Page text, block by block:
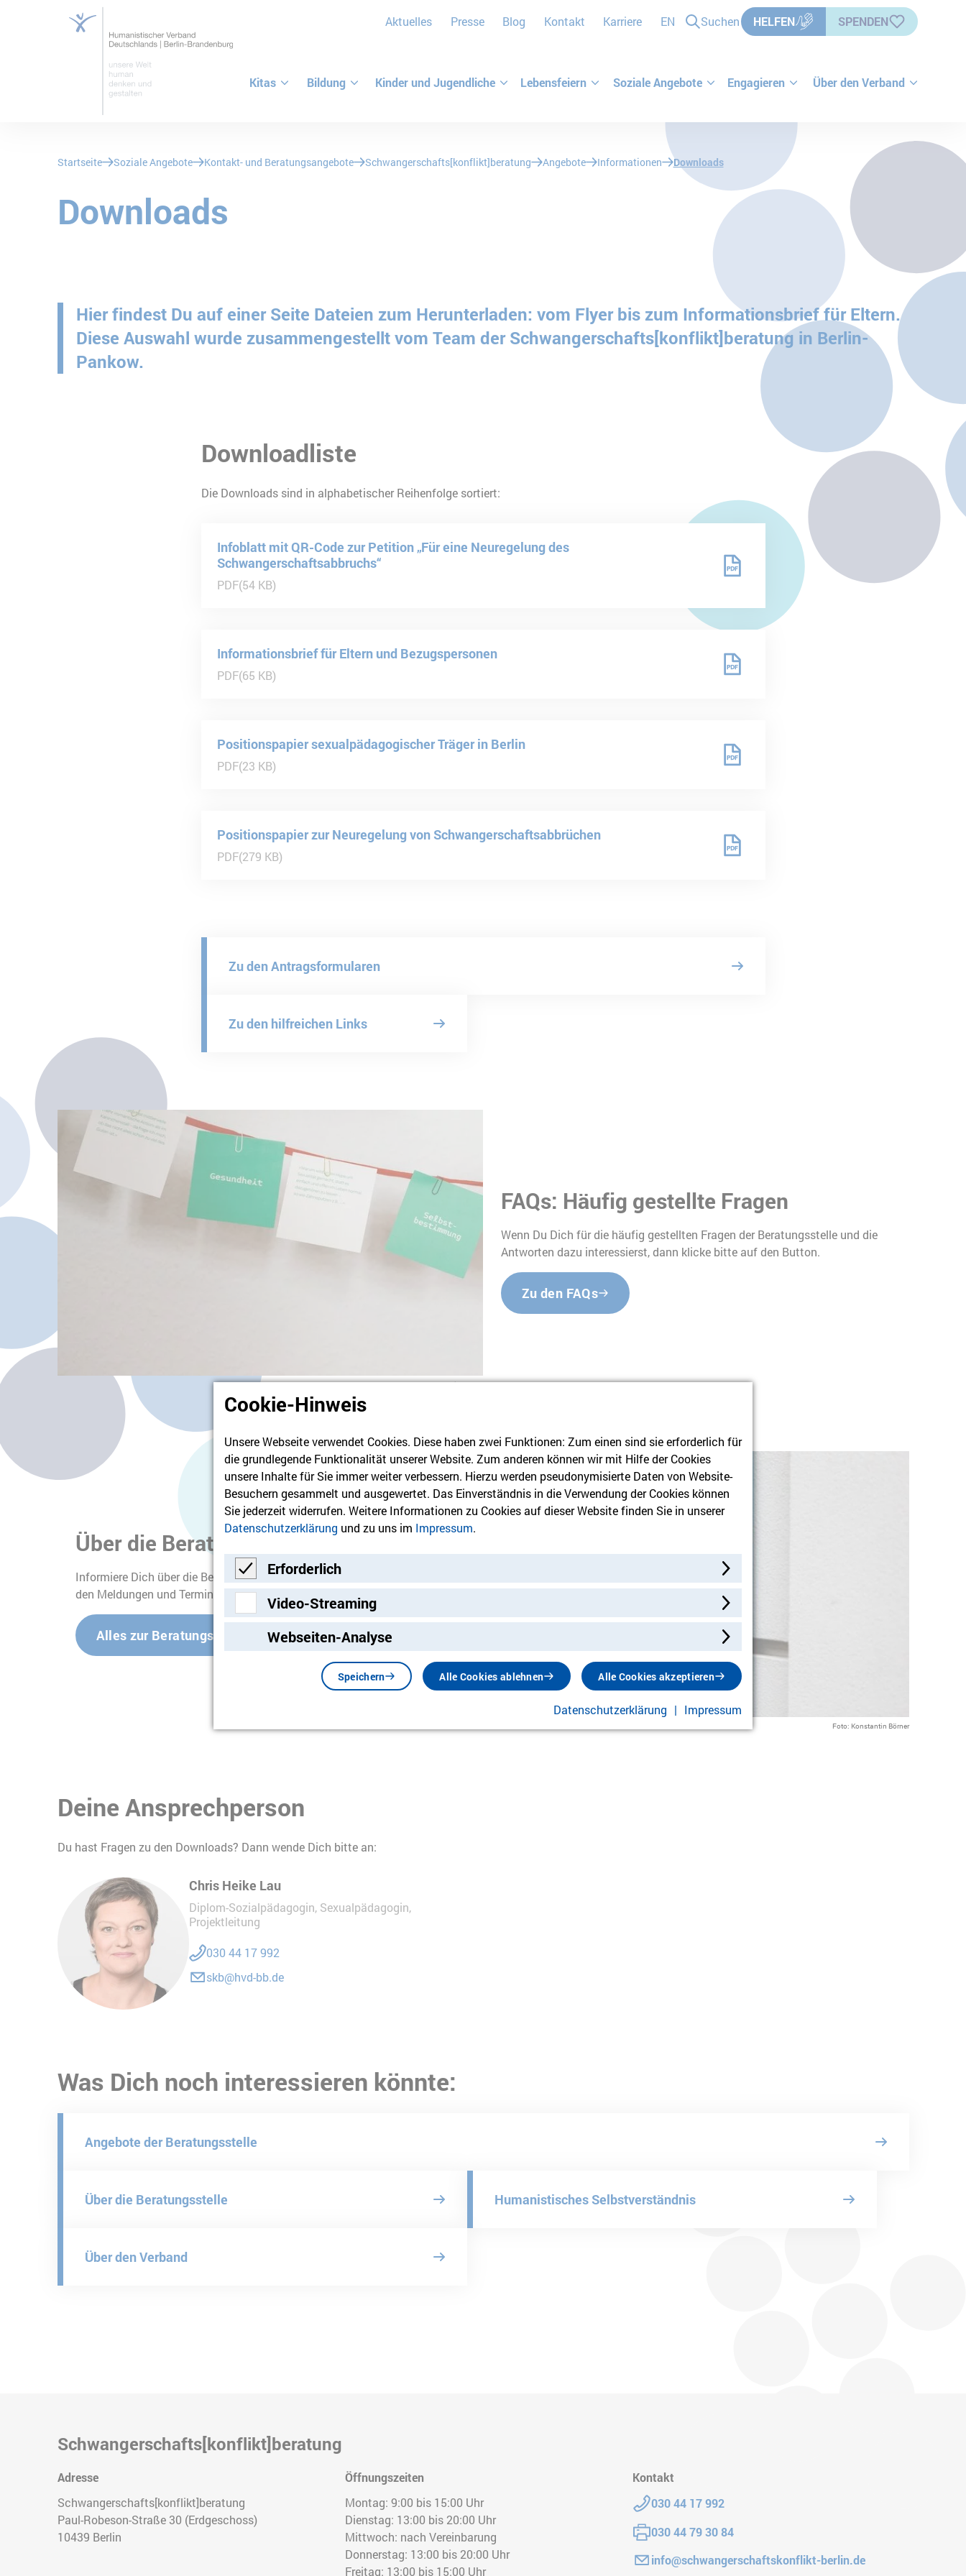
Aktuelles Presse Blog Kontakt Karriere EN Suchen HELFEN SPENDEN
Kitas Bildung Kinder und Jugendliche Lebensfeiern Soziale Angebote Engagieren Über den Verband
Sie befinden sich hier:
Startseite Soziale Angebote Kontakt- und Beratungsangebote Schwangerschafts[konflikt]beratung Angebote Informationen Downloads
Downloads
Hier findest Du auf einer Seite Dateien zum Herunterladen: vom Flyer bis zum Informationsbrief für Eltern.
Diese Auswahl wurde zusammengestellt vom Team der Schwangerschafts[konflikt]beratung in Berlin-
Pankow.
Downloadliste
Die Downloads sind in alphabetischer Reihenfolge sortiert:
Infoblatt mit QR-Code zur Petition „Für eine Neuregelung des
Schwangerschaftsabbruchs“
PDF 54 KB
Informationsbrief für Eltern und Bezugspersonen
PDF 65 KB
Positionspapier sexualpädagogischer Träger in Berlin
PDF 23 KB
Positionspapier zur Neuregelung von Schwangerschaftsabbrüchen
PDF 279 KB
Zu den Antragsformularen
Zu den hilfreichen Links
Foto: Konstantin Börner
FAQs: Häufig gestellte Fragen
Wenn Du Dich für die häufig gestellten Fragen der Beratungsstelle und die
Antworten dazu interessierst, dann klicke bitte auf den Button.
Zu den FAQs
Über die Beratungsstelle
Informiere Dich über die Beratungsstelle und ihr Team. Du gelangst auch zu
den Meldungen und Terminen: wieder nur einmal den Button klicken.
Alles zur Beratungsstelle
Foto: Konstantin Börner
Deine Ansprechperson
Du hast Fragen zu den Downloads? Dann wende Dich bitte an:
Chris Heike Lau
Diplom-Sozialpädagogin, Sexualpädagogin,
Projektleitung
030 44 17 992
skb@hvd-bb.de
Was Dich noch interessieren könnte:
Angebote der Beratungsstelle
Über die Beratungsstelle Humanistisches Selbstverständnis
Über den Verband
Schwangerschafts[konflikt]beratung
Adresse
Schwangerschafts[konflikt]beratung
Paul-Robeson-Straße 30 (Erdgeschoss)
10439 Berlin
Öffnungszeiten
Montag: 9:00 bis 15:00 Uhr
Dienstag: 13:00 bis 20:00 Uhr
Mittwoch: nach Vereinbarung
Donnerstag: 13:00 bis 20:00 Uhr
Freitag: 13:00 bis 15:00 Uhr
Kontakt
Telefon:
030 44 17 992
Fax:030 44 79 30 84
E-Mail:info@schwangerschaftskonflikt-berlin.de
Cookie-Hinweis
Unsere Webseite verwendet Cookies. Diese haben zwei Funktionen: Zum einen sind sie erforderlich für
die grundlegende Funktionalität unserer Website. Zum anderen können wir mit Hilfe der Cookies
unsere Inhalte für Sie immer weiter verbessern. Hierzu werden pseudonymisierte Daten von Website-
Besuchern gesammelt und ausgewertet. Das Einverständnis in die Verwendung der Cookies können
Sie jederzeit widerrufen. Weitere Informationen zu Cookies auf dieser Website finden Sie in unserer
Datenschutzerklärung und zu uns im Impressum.
Erforderlich
Erforderlich
Video-Streaming
Video-Streaming
Webseiten-Analyse
Speichern Alle Cookies ablehnen Alle Cookies akzeptieren
Datenschutzerklärung Impressum